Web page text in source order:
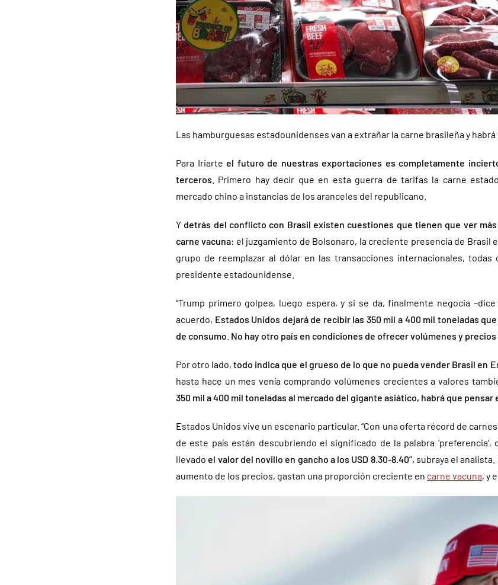
Las hamburguesas estadounidenses van a extrañar la carne brasileña y habrá
Para Iriarte el futuro de nuestras exportaciones es completamente
terceros . Primero hay decir que en esta guerra de tarifas la carne
mercado chino a instancias de los aranceles del republicano.
Y detrás del conflicto con Brasil existen cuestiones que tienen que ver
carne vacuna: el juzgamiento de Bolsonaro, la creciente presencia de Brasil
grupo de reemplazar al dólar en las transacciones internacionales,
presidente estadounidense.
“Trump primero golpea, luego espera, y si se da, finalmente negocia
acuerdo, Estados Unidos dejará de recibir las 350 mil a 400 mil toneladas
de consumo No hay otro país en condiciones de ofrecer volúmenes y
Por otro lado,todo indica que el grueso de lo que no pueda vender Brasil en
hasta hace un mes venía comprando volúmenes crecientes a valores
350 mil a 400 mil toneladas al mercado del gigante asiático, habrá que pensar
Estados Unidos vive un escenario particular. “Con una oferta récord de
de este país están descubriendo el significado de la palabra
llevado el valor del novillo en gancho a los USD 8.30-8.40”, subraya el
aumento de los precios, gastan una proporción creciente en carne vacuna, y